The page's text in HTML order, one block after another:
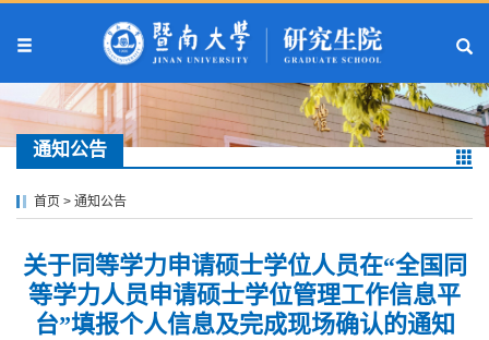
通知公告
首页 > 通知公告
关于同等学力申请硕士学位人员在“全国同
等学力人员申请硕士学位管理工作信息平
台”填报个人信息及完成现场确认的通知